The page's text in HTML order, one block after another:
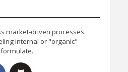
market-driven processes
internal or "organic"